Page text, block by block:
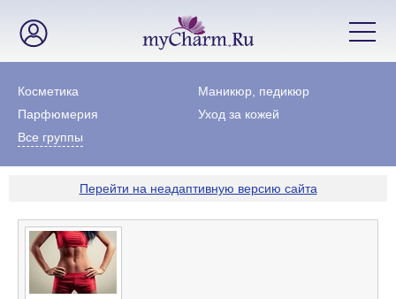
Косметика
Маникюр, педикюр
Парфюмерия
Уход за кожей
Все группы
Перейти на неадаптивную версию сайта